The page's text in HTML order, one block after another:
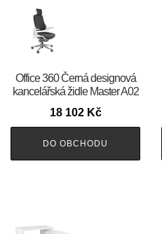
Office 360 Černá designová
kancelářská židle Master A02
18 102 Kč
DO OBCHODU